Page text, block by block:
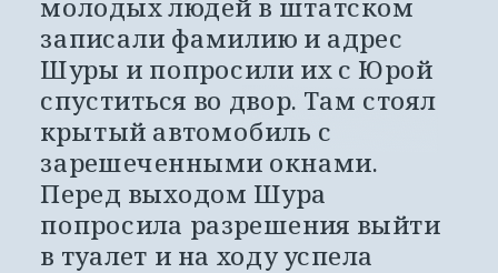
молодых людей в штатском
записали фамилию и адрес
Шуры и попросили их с Юрой
спуститься во двор. Там стоял
крытый автомобиль с
зарешеченными окнами.
Перед выходом Шура
попросила разрешения выйти
в туалет и на ходу успела